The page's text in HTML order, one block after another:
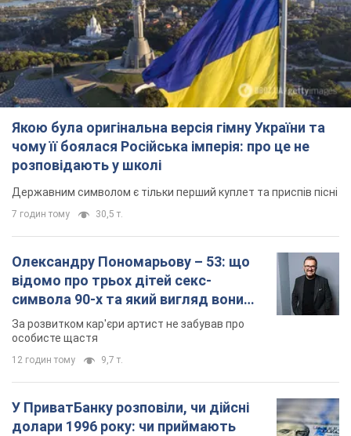
розповідають у школі
Державним символом є тільки перший куплет та приспів пісні
7 годин тому 30,5 т.
Олександру Пономарьову – 53: що
відомо про трьох дітей секс-
символа 90-х та який вигляд вони
мають
За розвитком кар'єри артист не забував про
долари 1996 року: чи приймають
обмінники та банки такі купюри
приймають старі долари